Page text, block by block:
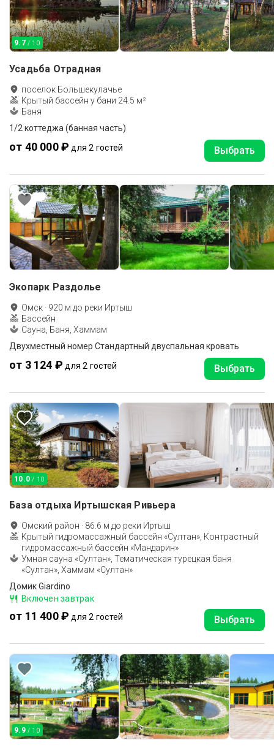
9.7 / 10
Усадьба Отрадная
поселок Большекулачье
Крытый бассейн у бани 24.5 м²
Баня
1/2 коттеджа (банная часть)
от 40 000 ₽ для 2 гостей Выбрать
Экопарк Раздолье
Омск · 920 м до реки Иртыш
Бассейн
Сауна, Баня, Хаммам
Двухместный номер Стандартный двуспальная кровать
от 3 124 ₽ для 2 гостей Выбрать
10.0 / 10
База отдыха Иртышская Ривьера
Омский район · 86.6 м до реки Иртыш
Крытый гидромассажный бассейн «Султан», Контрастный
гидромассажный бассейн «Мандарин»
Умная сауна «Султан», Тематическая турецкая баня
«Султан», Хаммам «Султан»
Домик Giardino
Включен завтрак
от 11 400 ₽ для 2 гостей Выбрать
9.9 / 10